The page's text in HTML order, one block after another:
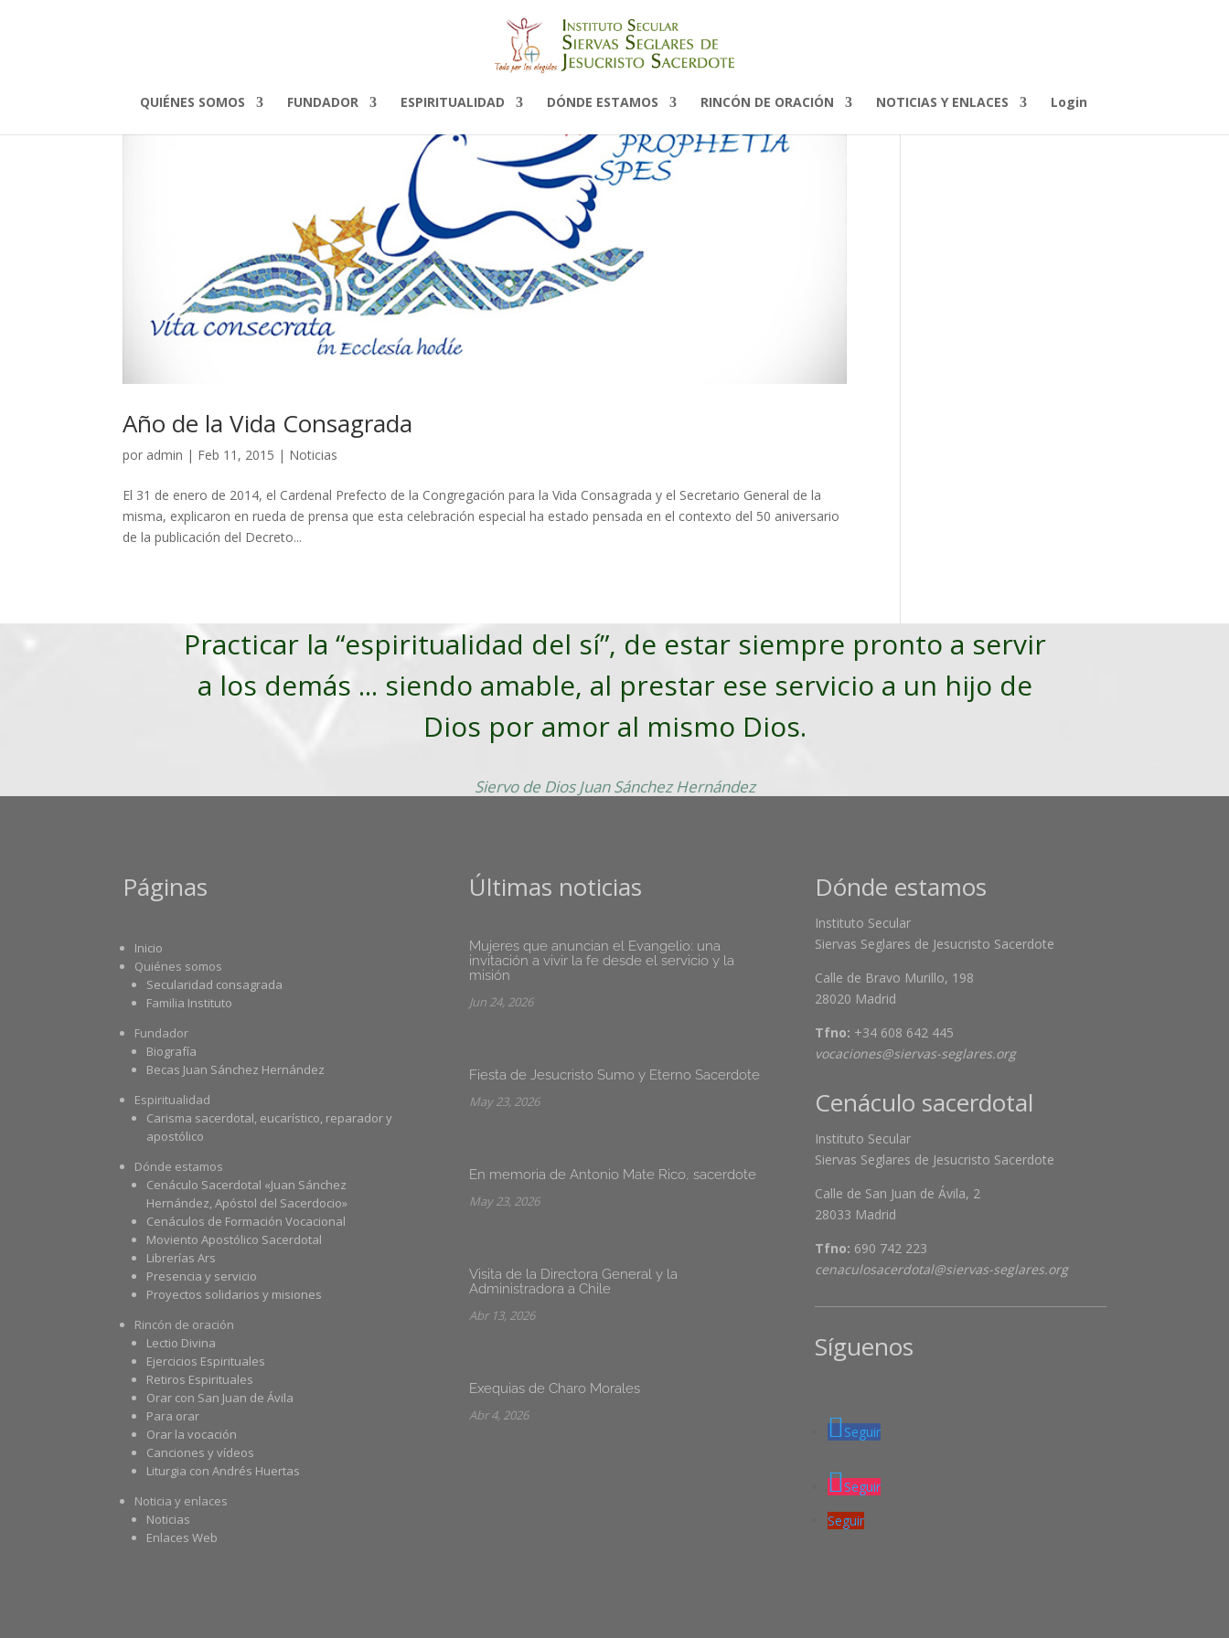
QUIÉNES SOMOS FUNDADOR ESPIRITUALIDAD DÓNDE ESTAMOS RINCÓN DE ORACIÓN NOTICIAS Y ENLACES Login
Año de la Vida Consagrada
por admin | Feb 11, 2015 | Noticias
El 31 de enero de 2014, el Cardenal Prefecto de la Congregación para la Vida Consagrada y el Secretario General de la
misma, explicaron en rueda de prensa que esta celebración especial ha estado pensada en el contexto del 50 aniversario
de la publicación del Decreto...
Practicar la “espiritualidad del sí”, de estar siempre pronto a servir
a los demás ... siendo amable, al prestar ese servicio a un hijo de
Dios por amor al mismo Dios.
Siervo de Dios Juan Sánchez Hernández
Páginas
Inicio
Quiénes somos
Secularidad consagrada
Familia Instituto
Fundador
Biografía
Becas Juan Sánchez Hernández
Espiritualidad
Carisma sacerdotal, eucarístico, reparador y
apostólico
Dónde estamos
Cenáculo Sacerdotal «Juan Sánchez
Hernández, Apóstol del Sacerdocio»
Cenáculos de Formación Vocacional
Moviento Apostólico Sacerdotal
Librerías Ars
Presencia y servicio
Proyectos solidarios y misiones
Rincón de oración
Lectio Divina
Ejercicios Espirituales
Retiros Espirituales
Orar con San Juan de Ávila
Para orar
Orar la vocación
Canciones y vídeos
Liturgia con Andrés Huertas
Noticia y enlaces
Noticias
Enlaces Web
Últimas noticias
Mujeres que anuncian el Evangelio: una
invitación a vivir la fe desde el servicio y la
misión
Jun 24, 2026
Fiesta de Jesucristo Sumo y Eterno Sacerdote
May 23, 2026
En memoria de Antonio Mate Rico, sacerdote
May 23, 2026
Visita de la Directora General y la
Administradora a Chile
Abr 13, 2026
Exequias de Charo Morales
Abr 4, 2026
Dónde estamos
Instituto Secular
Siervas Seglares de Jesucristo Sacerdote
Calle de Bravo Murillo, 198
28020 Madrid
Tfno: +34 608 642 445
vocaciones@siervas-seglares.org
Cenáculo sacerdotal
Instituto Secular
Siervas Seglares de Jesucristo Sacerdote
Calle de San Juan de Ávila, 2
28033 Madrid
Tfno: 690 742 223
cenaculosacerdotal@siervas-seglares.org
Síguenos
Seguir
Seguir
Seguir